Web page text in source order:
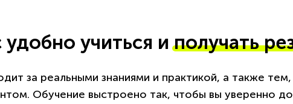
удобно учиться иполучать
за реальными знаниями и практикой, а также
Обучение выстроено так, чтобы вы уверенно